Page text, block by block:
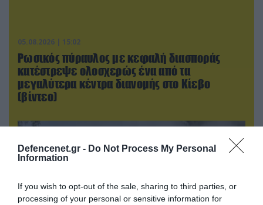
Defencenet.gr - Do Not Process My Personal
Information
If you wish to opt-out of the sale, sharing to third parties, or
processing of your personal or sensitive information for
05.08.2026 | 15:02
Ρωσικός πύραυλος με κεφαλή διασποράς
κατέστρεψε ολοσχερώς ένα από τα
μεγαλύτερα κέντρα διανομής στο Κίεβο
(βίντεο)